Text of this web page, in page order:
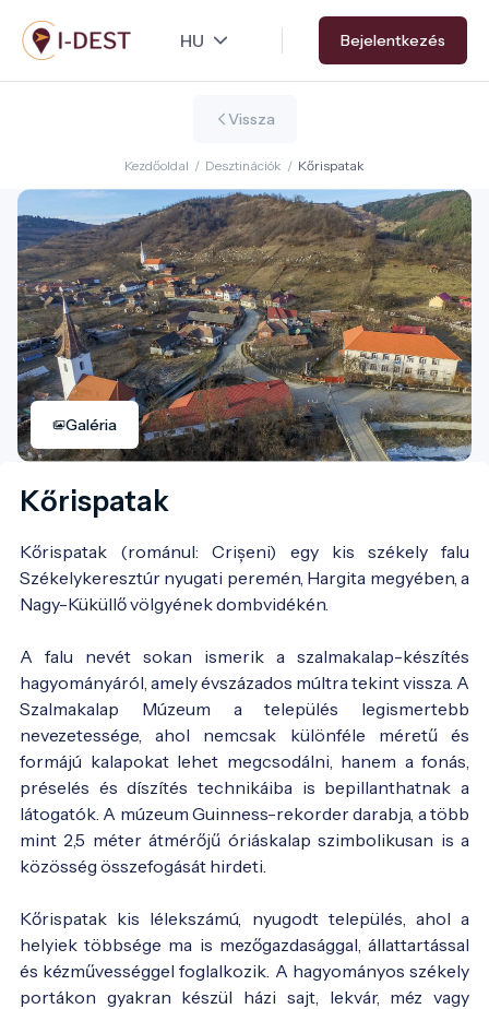
Ugrás
a
tartalomra
Bejelentkezés
Vissza
Kezdőoldal / Desztinációk / Kőrispatak
Galéria
Kőrispatak
Kőrispatak (románul: Crișeni) egy kis székely falu
Székelykeresztúr nyugati peremén, Hargita megyében, a
Nagy-Küküllő völgyének dombvidékén.
A falu nevét sokan ismerik a szalmakalap-készítés
hagyományáról, amely évszázados múltra tekint vissza. A
Szalmakalap Múzeum a település legismertebb
nevezetessége, ahol nemcsak különféle méretű és
formájú kalapokat lehet megcsodálni, hanem a fonás,
préselés és díszítés technikáiba is bepillanthatnak a
látogatók. A múzeum Guinness-rekorder darabja, a több
mint 2,5 méter átmérőjű óriáskalap szimbolikusan is a
közösség összefogását hirdeti.
Kőrispatak kis lélekszámú, nyugodt település, ahol a
helyiek többsége ma is mezőgazdasággal, állattartással
és kézművességgel foglalkozik. A hagyományos székely
portákon gyakran készül házi sajt, lekvár, méz vagy